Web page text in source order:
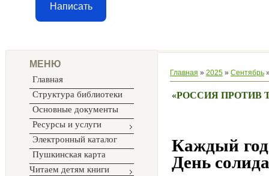
Написать
МЕНЮ
Главная
Структура библиотеки
Основные документы
Ресурсы и услуги
Электронный каталог
Пушкинская карта
Читаем детям книги
Главная » 2025 » Сентябрь
«РОССИЯ ПРОТИВ
Каждый год
День